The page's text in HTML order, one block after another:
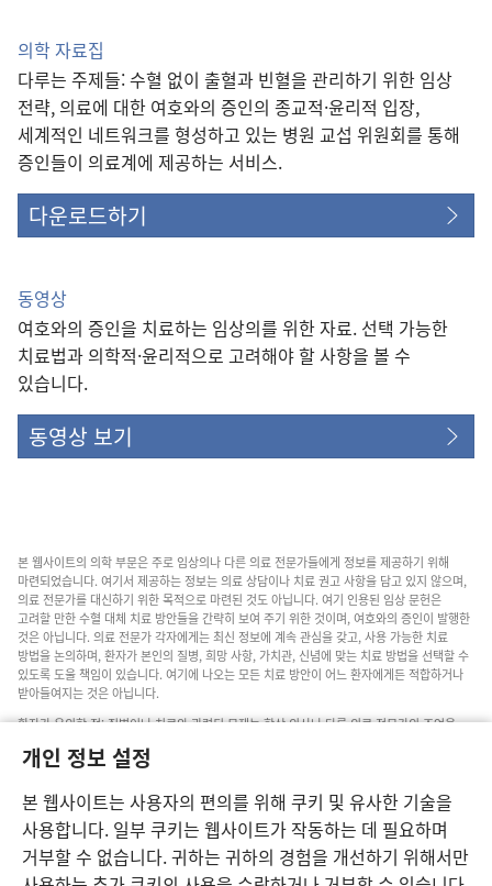
개인 정보 설정
본 웹사이트는 사용자의 편의를 위해 쿠키 및 유사한 기술을
사용합니다. 일부 쿠키는 웹사이트가 작동하는 데 필요하며
거부할 수 없습니다. 귀하는 귀하의 경험을 개선하기 위해서만
의학 자료집
다루는 주제들: 수혈 없이 출혈과 빈혈을 관리하기 위한 임상
전략, 의료에 대한 여호와의 증인의 종교적·윤리적 입장,
세계적인 네트워크를 형성하고 있는 병원 교섭 위원회를 통해
증인들이 의료계에 제공하는 서비스.
다운로드하기
동영상
여호와의 증인을 치료하는 임상의를 위한 자료. 선택 가능한
치료법과 의학적·윤리적으로 고려해야 할 사항을 볼 수
있습니다.
동영상 보기
본 웹사이트의 의학 부문은 주로 임상의나 다른 의료 전문가들에게 정보를 제공하기 위해
마련되었습니다. 여기서 제공하는 정보는 의료 상담이나 치료 권고 사항을 담고 있지 않으며,
의료 전문가를 대신하기 위한 목적으로 마련된 것도 아닙니다. 여기 인용된 임상 문헌은
고려할 만한 수혈 대체 치료 방안들을 간략히 보여 주기 위한 것이며, 여호와의 증인이 발행한
것은 아닙니다. 의료 전문가 각자에게는 최신 정보에 계속 관심을 갖고, 사용 가능한 치료
방법을 논의하며, 환자가 본인의 질병, 희망 사항, 가치관, 신념에 맞는 치료 방법을 선택할 수
있도록 도울 책임이 있습니다. 여기에 나오는 모든 치료 방안이 어느 환자에게든 적합하거나
받아들여지는 것은 아닙니다.
환자가 유의할 점: 질병이나 치료와 관련된 문제는 항상 의사나 다른 의료 전문가의 조언을
본 웹사이트의 이용은 이 사이트 약관의 제약을 받습니다.
보기 설정